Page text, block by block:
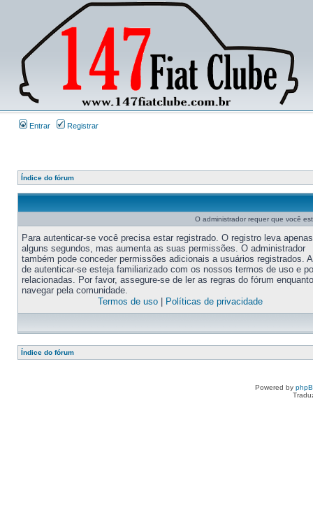
Entrar Registrar
Índice do fórum
O administrador requer que você
Para autenticar-se você precisa estar registrado. O registro leva apenas
alguns segundos, mas aumenta as suas permissões. O administrador
também pode conceder permissões adicionais a usuários registrados.
de autenticar-se esteja familiarizado com os nossos termos de uso e
relacionadas. Por favor, assegure-se de ler as regras do fórum enquanto
navegar pela comunidade.
Termos de uso| Políticas de privacidade
Índice do fórum
Powered by